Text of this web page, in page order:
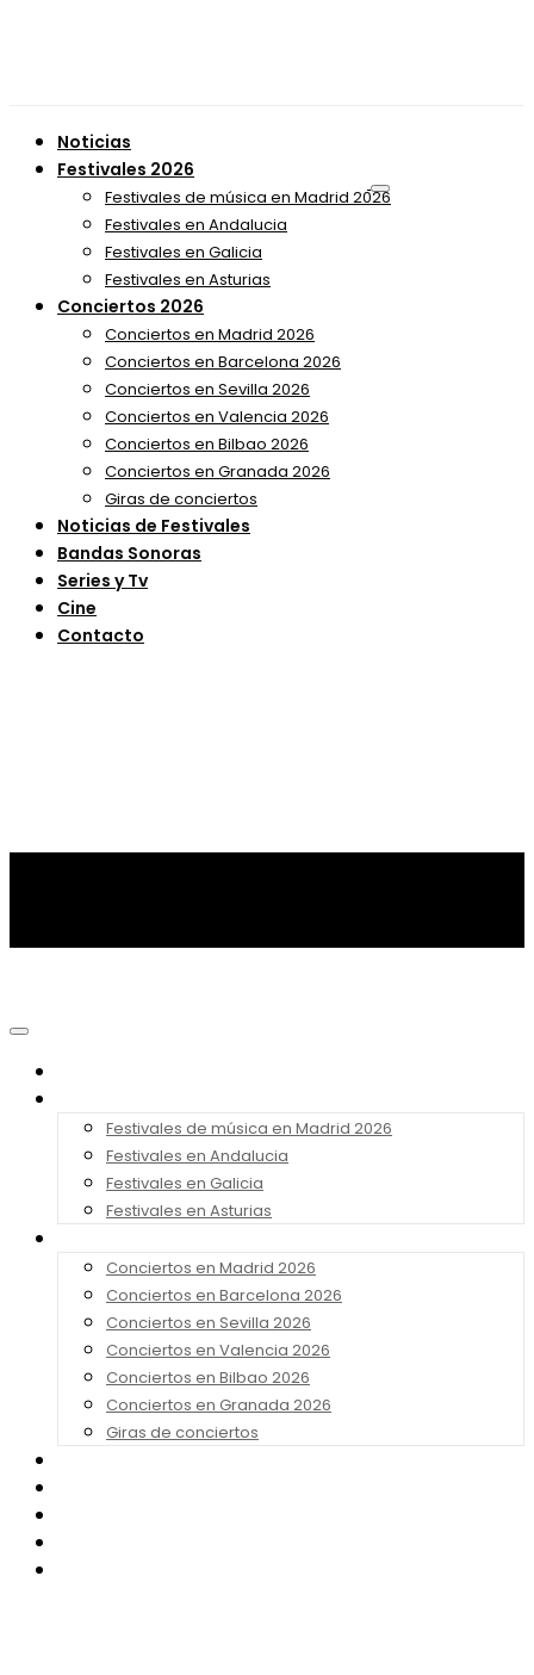
Noticias
Festivales 2026
Festivales de música en Madrid 2026
Festivales en Andalucia
Festivales en Galicia
Festivales en Asturias
Conciertos 2026
Conciertos en Madrid 2026
Conciertos en Barcelona 2026
Conciertos en Sevilla 2026
Conciertos en Valencia 2026
Conciertos en Bilbao 2026
Conciertos en Granada 2026
Giras de conciertos
Noticias de Festivales
Bandas Sonoras
Series y Tv
Cine
Contacto
Festivales de música en Madrid 2026
Festivales en Andalucia
Festivales en Galicia
Festivales en Asturias
Conciertos en Madrid 2026
Conciertos en Barcelona 2026
Conciertos en Sevilla 2026
Conciertos en Valencia 2026
Conciertos en Bilbao 2026
Conciertos en Granada 2026
Giras de conciertos